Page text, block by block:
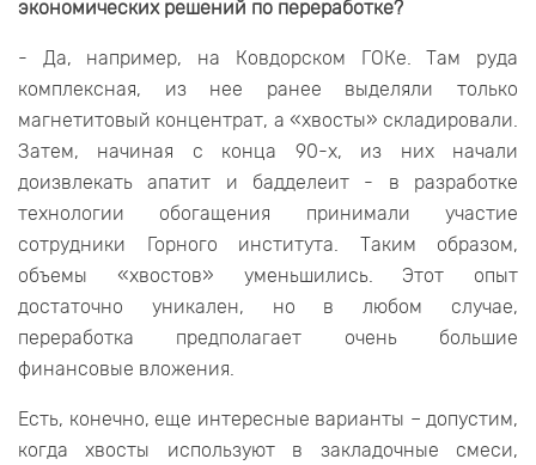
экономических решений по переработке?
- Да, например, на Ковдорском ГОКе. Там руда
комплексная, из нее ранее выделяли только
магнетитовый концентрат, а «хвосты» складировали.
Затем, начиная с конца 90-х, из них начали
доизвлекать апатит и бадделеит - в разработке
технологии обогащения принимали участие
сотрудники Горного института. Таким образом,
объемы «хвостов» уменьшились. Этот опыт
достаточно уникален, но в любом случае,
переработка предполагает очень большие
финансовые вложения.
Есть, конечно, еще интересные варианты – допустим,
когда хвосты используют в закладочные смеси,